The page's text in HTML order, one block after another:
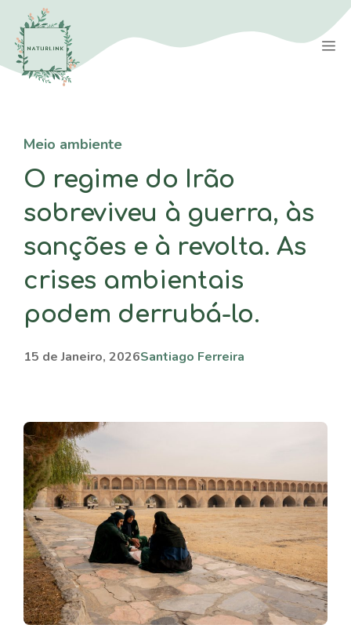
Saltar
para
conteúdo
Meio ambiente
O regime do Irão
sobreviveu à guerra, às
sanções e à revolta. As
crises ambientais
podem derrubá-lo.
15 de Janeiro, 2026Santiago Ferreira